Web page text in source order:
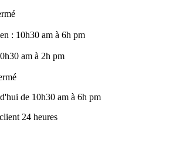
: 10h30 am à 6h pm
am à 2h pm
de 10h30 am à 6h pm
24 heures